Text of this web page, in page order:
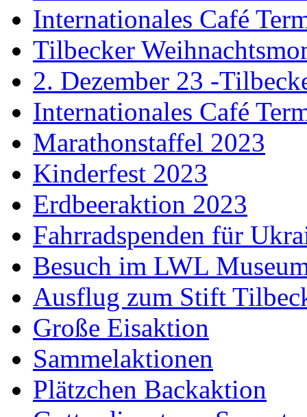
Internationales Café
Tilbecker
2. Dezember 23 -
Internationales Café
Marathonstaffel 2023
Kinderfest 2023
Erdbeeraktion 2023
Fahrradspenden für
Besuch im LWL
Ausflug zum Stift
Große Eisaktion
Sammelaktionen
Plätzchen Backaktion